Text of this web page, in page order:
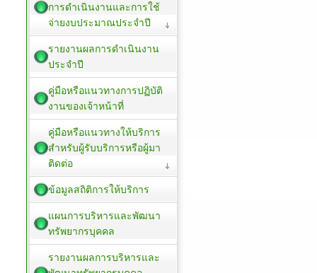
การดำเนินงานและการใช้
จ่ายงบประมาณประจำปี
รายงานผลการดำเนินงาน
ประจำปี
คู่มือหรือแนวทางการปฏิบัติ
งานของเจ้าหน้าที่
คู่มือหรือแนวทางให้บริการ
สำหรับผู้รับบริการหรือผู้มา
ติดต่อ
ข้อมูลสถิติการให้บริการ
แผนการบริหารและพัฒนา
ทรัพยากรบุคคล
รายงานผลการบริหารและ